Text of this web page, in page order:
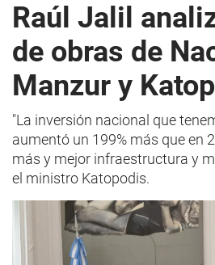
Raúl Jalil
de obras de
Manzur y
"La inversión nacional que
aumentó un 199% más que en
más y mejor infraestructura y
el ministro Katopodis.